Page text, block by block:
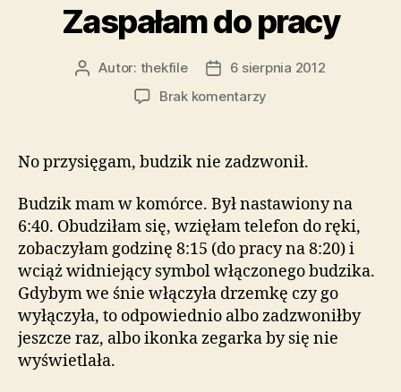
Zaspałam do pracy
AutorAutor: thekfile
Data6 sierpnia 2012
Brak komentarzy
pracy
No przysięgam, budzik nie zadzwonił.
Budzik mam w komórce. Był nastawiony na
6:40. Obudziłam się, wzięłam telefon do ręki,
zobaczyłam godzinę 8:15 (do pracy na 8:20) i
wciąż widniejący symbol włączonego budzika.
Gdybym we śnie włączyła drzemkę czy go
wyłączyła, to odpowiednio albo zadzwoniłby
jeszcze raz, albo ikonka zegarka by się nie
wyświetlała.